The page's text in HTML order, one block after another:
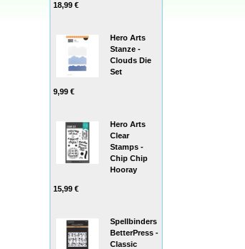
18,99 €
Hero Arts
Stanze -
Clouds Die
Set
9,99 €
Hero Arts
Clear
Stamps -
Chip Chip
Hooray
15,99 €
Spellbinders
BetterPress -
Classic